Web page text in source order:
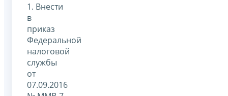
1. Внести
в
приказ
Федеральной
налоговой
службы
от
07.09.2016